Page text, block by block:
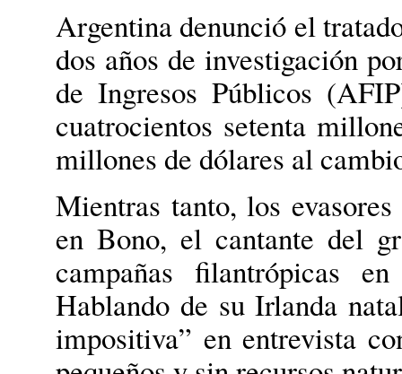
Argentina denunció el
dos años de investigación
de Ingresos Públicos
cuatrocientos setenta
millones de dólares al
Mientras tanto, los
en Bono, el cantante del
campañas filantrópicas
Hablando de su Irlanda
impositiva” en entrevista